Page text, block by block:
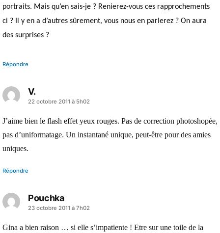
portraits. Mais qu’en sais-je ? Renierez-vous ces rapprochements
ci ? Il y en a d’autres sûrement, vous nous en parlerez ? On aura
des surprises ?
Répondre
V.
a
dit :
22 octobre 2011 à 5h02
J’aime bien le flash effet yeux rouges. Pas de correction photoshopée,
pas d’uniformatage. Un instantané unique, peut-être pour des amies
uniques.
Répondre
Pouchka
a
dit :
23 octobre 2011 à 7h02
Gina a bien raison … si elle s’impatiente ! Etre sur une toile de la